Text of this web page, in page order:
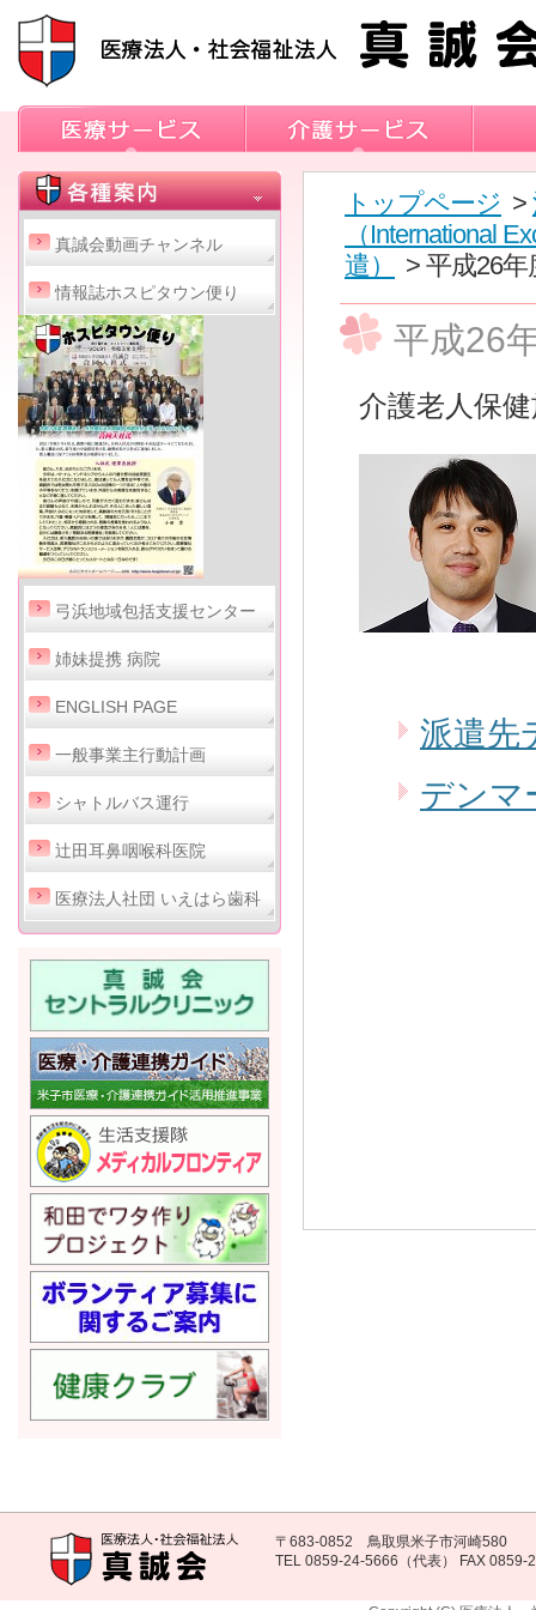
真誠会動画チャンネル
情報誌ホスピタウン便り
弓浜地域包括支援センター
姉妹提携 病院
ENGLISH PAGE
一般事業主行動計画
シャトルバス運行
辻田耳鼻咽喉科医院
医療法人社団 いえはら歯科
トップページ >
（International
遣）
> 平成26
平成26
介護老人保
派遣先
デンマ
〒683-0852 鳥取県米子市河崎580
TEL 0859-24-5666（代表） FAX 0859-